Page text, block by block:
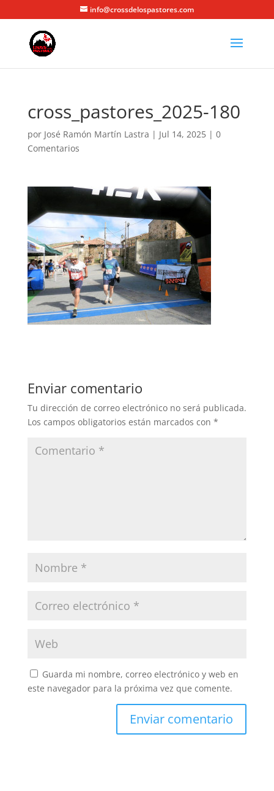
info@crossdelospastores.com
cross_pastores_2025-180
por José Ramón Martín Lastra | Jul 14, 2025| 0
Comentarios
Enviar comentario
Tu dirección de correo electrónico no será publicada.
Los campos obligatorios están marcados con *
Guarda mi nombre, correo electrónico y web en
este navegador para la próxima vez que comente.